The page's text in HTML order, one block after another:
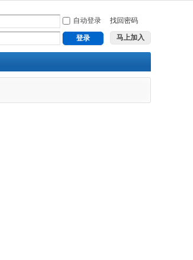
自动登录 找回密码
登录 马上加入